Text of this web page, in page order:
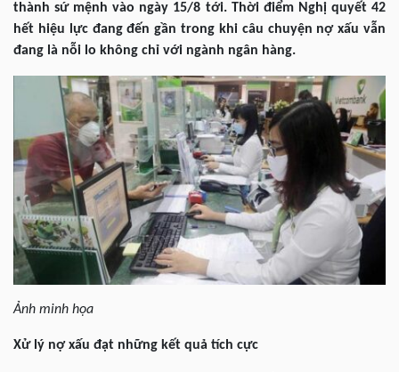
thành sứ mệnh vào ngày 15/8 tới. Thời điểm Nghị quyết 42
hết hiệu lực đang đến gần trong khi câu chuyện nợ xấu vẫn
đang là nỗi lo không chỉ với ngành ngân hàng.
Ảnh minh họa
Xử lý nợ xấu đạt những kết quả tích cực